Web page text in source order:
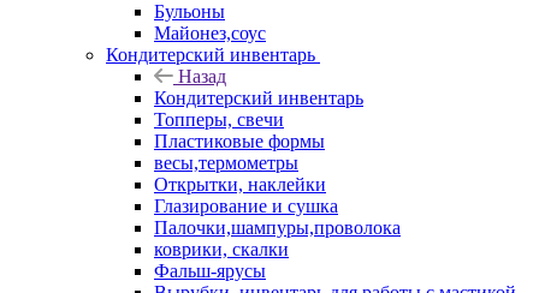
Бульоны
Майонез,соус
Кондитерский инвентарь
Назад
Кондитерский инвентарь
Топперы, свечи
Пластиковые формы
весы,термометры
Открытки, наклейки
Глазирование и сушка
Палочки,шампуры,проволока
коврики, скалки
Фальш-ярусы